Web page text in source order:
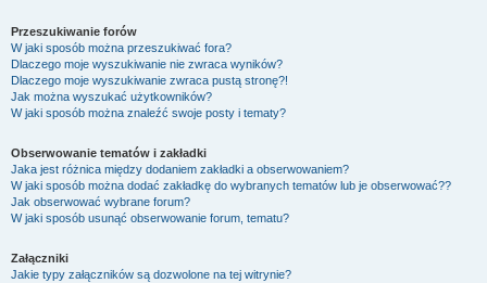
Przeszukiwanie forów
W jaki sposób można przeszukiwać fora?
Dlaczego moje wyszukiwanie nie zwraca wyników?
Dlaczego moje wyszukiwanie zwraca pustą stronę?!
Jak można wyszukać użytkowników?
W jaki sposób można znaleźć swoje posty i tematy?
Obserwowanie tematów i zakładki
Jaka jest różnica między dodaniem zakładki a obserwowaniem?
W jaki sposób można dodać zakładkę do wybranych tematów lub je obserwować??
Jak obserwować wybrane forum?
W jaki sposób usunąć obserwowanie forum, tematu?
Załączniki
Jakie typy załączników są dozwolone na tej witrynie?